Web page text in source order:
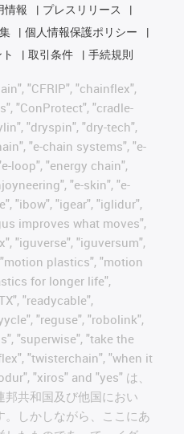
情報
プレスリリース
個人情報保護ポリシー
取引条件 手続規則
"CFRIP", "chainflex",
"ConProtect", "cradle-
"dryspin", "dry-tech",
"e-chain systems", "e-
loop", "energy chain",
"e-skin", "e-
"ibow", "igear", "iglidur",
improves what moves",
"iguverse", "iguversum",
plastics", "motion
for longer life",
"readycable",
"reguse", "robolink",
"superwise", "take the
"twisterchain", "when it
"xiros" and "yes" は、
邦共和国及び他国におい
しかしながら、ここにあ